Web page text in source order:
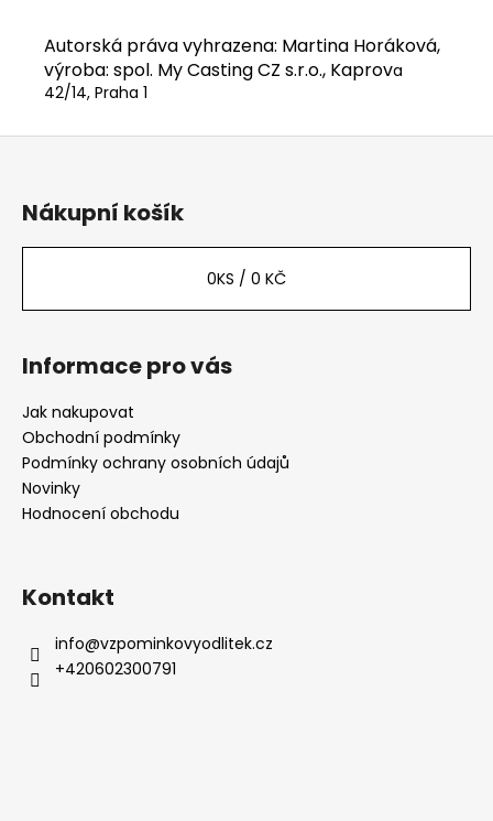
Autorská práva vyhrazena: Martina Horáková,
výroba: spol. My Casting CZ s.r.o., Kaprova
42/14, Praha 1
Z
Nákupní košík
0KS / 0 KČ
Informace pro vás
Jak nakupovat
Obchodní podmínky
Podmínky ochrany osobních údajů
Novinky
Hodnocení obchodu
Kontakt
info@vzpominkovyodlitek.cz
+420602300791